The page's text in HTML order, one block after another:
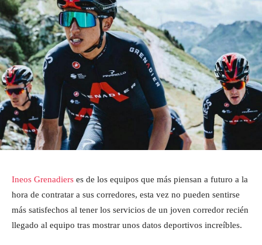
Ineos Grenadiers es de los equipos que más piensan a futuro a la
hora de contratar a sus corredores, esta vez no pueden sentirse
más satisfechos al tener los servicios de un joven corredor recién
llegado al equipo tras mostrar unos datos deportivos increíbles.